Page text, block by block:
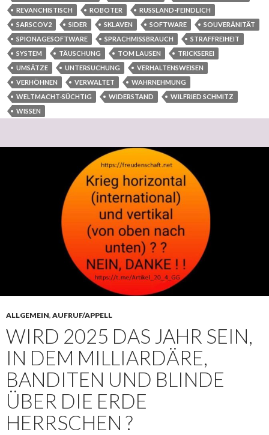
REVANCHISTISCH
ROBOTER
RUSSLAND-FEINDLICH
SARSCOV2
SIDER SKLAVEN SOFTWARE
SOUVERÄNITÄT
SPIONAGESOFTWARE
SPRACHMISSBRAUCH
STRAFFREIHEIT
SYSTEM
TÄUSCHUNG TOM LAUSEN
TRICKSEREI
UMSÄTZE
UNTERSUCHUNG
VERHALTENSWEISEN
VERHÖHNEN
VERWALTET
WAHRNEHMUNG
WELTMACHT-SÜCHTIG
WIDERSTAND
WILFRIED SCHMITZ
WISSEN
ALLGEMEIN, AUFRUF/APPELL
WIRD 2025 DAS JAHR SEIN,
IN DEM MILLIARDÄRE,
BANDITEN UND BLINDE
ÜBER DIE ERDE
HERRSCHEN ?